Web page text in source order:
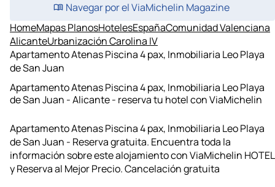
Navegar por el ViaMichelin Magazine
HomeMapas PlanosHotelesEspañaComunidad Valenciana
AlicanteUrbanización Carolina IV
Apartamento Atenas Piscina 4 pax, Inmobiliaria Leo Playa
de San Juan
Apartamento Atenas Piscina 4 pax, Inmobiliaria Leo Playa
de San Juan - Alicante - reserva tu hotel con ViaMichelin
Apartamento Atenas Piscina 4 pax, Inmobiliaria Leo Playa
de San Juan - Reserva gratuita. Encuentra toda la
información sobre este alojamiento con ViaMichelin HOTEL
y Reserva al Mejor Precio. Cancelación gratuita